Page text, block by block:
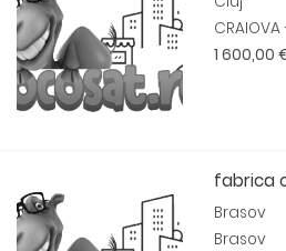
CRAIOVA
1 600,00
fabrica
Brasov
Brasov